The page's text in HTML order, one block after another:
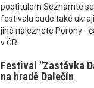
podtitulem Seznamte
festivalu bude také
jiné naleznete Porohy -
v ČR.
Festival "Zastávka
na hradě Dalečín